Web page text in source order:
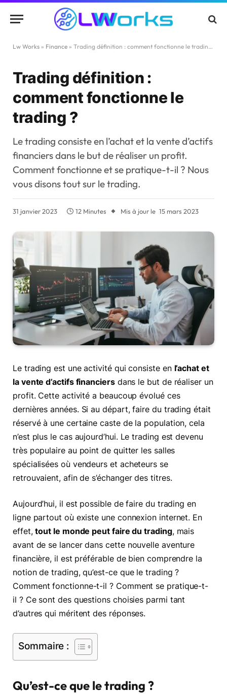
Lw Works » Finance » Trading définition : comment fonctionne le trading ?
Trading définition :
comment fonctionne le
trading ?
Le trading consiste en l’achat et la vente d’actifs
financiers dans le but de réaliser un profit.
Comment fonctionne et se pratique-t-il ? Nous
vous disons tout sur le trading.
31 janvier 2023 12 Minutes Mis à jour le 15 mars 2023
Le trading est une activité qui consiste en l’achat et
la vente d’actifs financiersdans le but de réaliser un
profit. Cette activité a beaucoup évolué ces
dernières années. Si au départ, faire du trading était
réservé à une certaine caste de la population, cela
n’est plus le cas aujourd’hui. Le trading est devenu
très populaire au point de quitter les salles
spécialisées où vendeurs et acheteurs se
retrouvaient, afin de s’échanger des titres.
Aujourd’hui, il est possible de faire du trading en
ligne partout où existe une connexion internet. En
effet,tout le monde peut faire du trading, mais
avant de se lancer dans cette nouvelle aventure
financière, il est préférable de bien comprendre la
notion de trading, qu’est-ce que le trading ?
Comment fonctionne-t-il ? Comment se pratique-t-
il ? Ce sont des questions choisies parmi tant
d’autres qui méritent des réponses.
Sommaire :
Qu’est-ce que le trading ?